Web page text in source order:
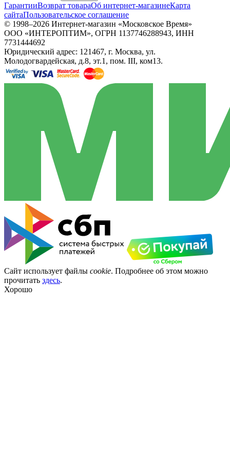
ГарантииВозврат товараОб интернет-магазинеКарта
сайтаПользовательское соглашение
© 1998–2026 Интернет-магазин «Московское Время»
ООО «ИНТЕРОПТИМ», ОГРН 1137746288943, ИНН
7731444692
Юридический адрес: 121467, г. Москва, ул.
Молодогвардейская, д.8, эт.1, пом. III, ком13.
Сайт использует файлы cookie. Подробнее об этом можно
прочитать здесь.
Хорошо